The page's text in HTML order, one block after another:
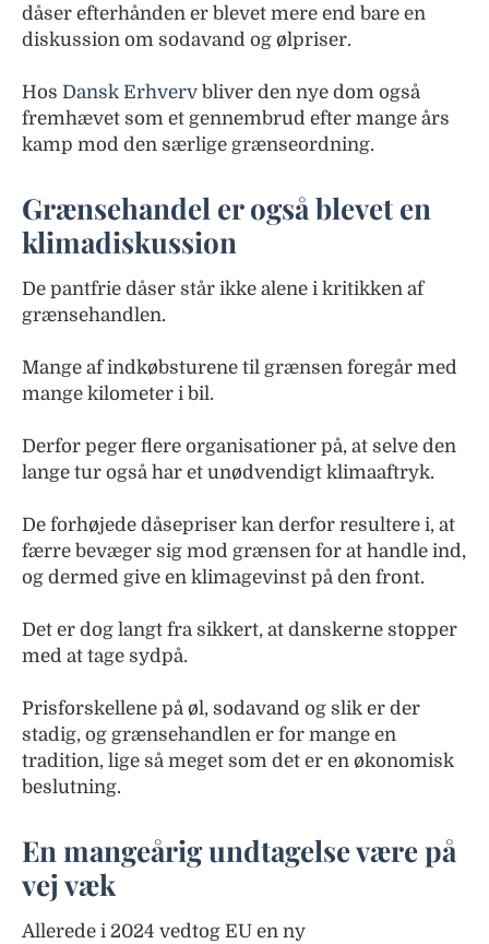
dåser efterhånden er blevet mere end bare en
diskussion om sodavand og ølpriser.
Hos Dansk Erhverv bliver den nye dom også
fremhævet som et gennembrud efter mange års
kamp mod den særlige grænseordning.
Grænsehandel er også blevet en
klimadiskussion
De pantfrie dåser står ikke alene i kritikken af
grænsehandlen.
Mange af indkøbsturene til grænsen foregår med
mange kilometer i bil.
Derfor peger flere organisationer på, at selve den
lange tur også har et unødvendigt klimaaftryk.
De forhøjede dåsepriser kan derfor resultere i, at
færre bevæger sig mod grænsen for at handle ind,
og dermed give en klimagevinst på den front.
Det er dog langt fra sikkert, at danskerne stopper
med at tage sydpå.
Prisforskellene på øl, sodavand og slik er der
stadig, og grænsehandlen er for mange en
tradition, lige så meget som det er en økonomisk
beslutning.
En mangeårig undtagelse være på
vej væk
Allerede i 2024 vedtog EU en ny